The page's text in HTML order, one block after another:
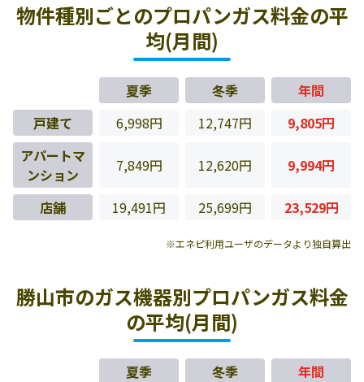
物件種別ごとのプロパンガス料金の平
均(月間)
夏季 冬季
年間
戸建て
6,998円 12,747円
9,805円
アパートマ
ンション
7,849円 12,620円 9,994円
店舗 19,491円 25,699円 23,529円
※エネピ利用ユーザのデータより独自算出
勝山市のガス機器別プロパンガス料金
の平均(月間)
夏季 冬季
年間